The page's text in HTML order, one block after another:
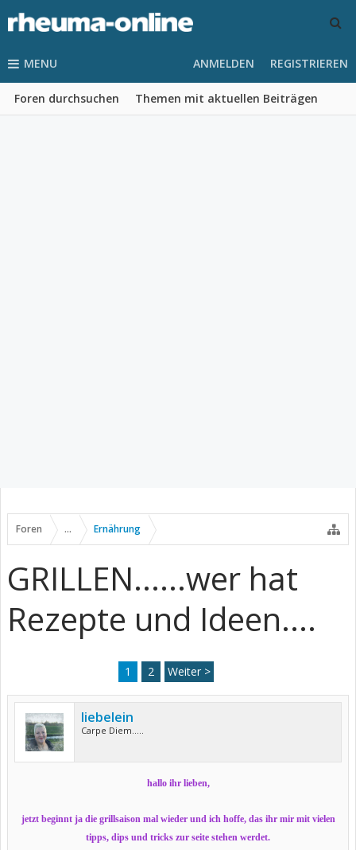
MENU
Foren durchsuchen Themen mit aktuellen Beiträgen
ANMELDEN REGISTRIEREN
Foren ... Ernährung
GRILLEN......wer hat
Rezepte und Ideen....
1 2 Weiter >
liebelein
Carpe Diem.....
hallo ihr lieben,
jetzt beginnt ja die grillsaison mal wieder und ich hoffe, das ihr mir mit vielen
tipps, dips und tricks zur seite stehen werdet.